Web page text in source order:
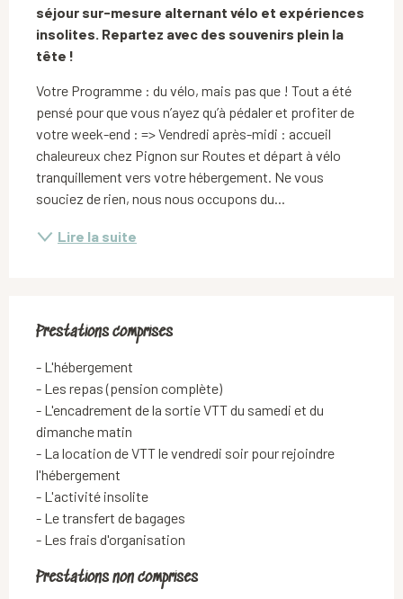
séjour sur-mesure alternant vélo et expériences
insolites. Repartez avec des souvenirs plein la
tête !
Votre Programme : du vélo, mais pas que ! Tout a été
pensé pour que vous n’ayez qu’à pédaler et profiter de
votre week-end : => Vendredi après-midi : accueil
chaleureux chez Pignon sur Routes et départ à vélo
tranquillement vers votre hébergement. Ne vous
souciez de rien, nous nous occupons du...
Lire la suite
Prestations comprises
Prestations comprises
- L'hébergement
- Les repas (pension complète)
- L'encadrement de la sortie VTT du samedi et du
dimanche matin
- La location de VTT le vendredi soir pour rejoindre
l'hébergement
- L'activité insolite
- Le transfert de bagages
- Les frais d'organisation
Prestations non comprises
Prestations non comprises